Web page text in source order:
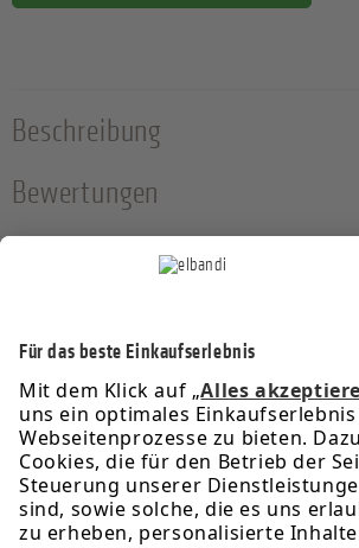
Beschreibung
Bewertungen
Service-Hotline
Informationen
Rechtliches
Über uns